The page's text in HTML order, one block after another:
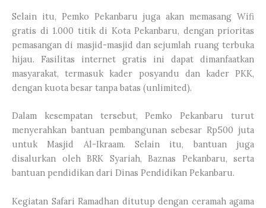
Selain itu, Pemko Pekanbaru juga akan memasang Wifi
gratis di 1.000 titik di Kota Pekanbaru, dengan prioritas
pemasangan di masjid-masjid dan sejumlah ruang terbuka
hijau. Fasilitas internet gratis ini dapat dimanfaatkan
masyarakat, termasuk kader posyandu dan kader PKK,
dengan kuota besar tanpa batas (unlimited).
Dalam kesempatan tersebut, Pemko Pekanbaru turut
menyerahkan bantuan pembangunan sebesar Rp500 juta
untuk Masjid Al-Ikraam. Selain itu, bantuan juga
disalurkan oleh BRK Syariah, Baznas Pekanbaru, serta
bantuan pendidikan dari Dinas Pendidikan Pekanbaru.
Kegiatan Safari Ramadhan ditutup dengan ceramah agama